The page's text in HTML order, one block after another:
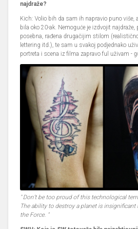
najdraže?
Kich: Volio bih da sam ih napravio puno više,
bila oko 20-ak. Nemoguće je izdvojit najdraže,
posebna, rađena drugačijim stilom
lettering itd.), te sam u svakoj podjednako
portreta i scena iz filma zapravo ful uživam -
" Don’t be too proud of this technological
The ability to destroy a planet is
the Force. "